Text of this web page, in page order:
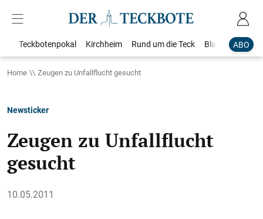
ABO
Teckbotenpokal Kirchheim Rund um die Teck Blaulicht
Home Zeugen zu Unfallflucht gesucht
Newsticker
Zeugen zu Unfallflucht
gesucht
10.05.2011